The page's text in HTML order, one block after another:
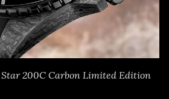
200C Carbon Limited Edition